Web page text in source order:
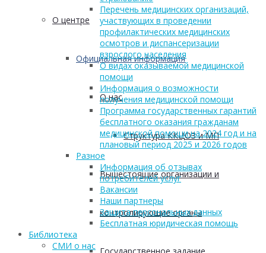
О центре
Официальная информация
О нас
Структура ККЦОЗ и МП
Вышестоящие организации и
контролирующие органы
Перечень медицинских организаций,
участвующих в проведении
профилактических медицинских
осмотров и диспансеризации
взрослого населения
О видах оказываемой медицинской
помощи
Информация о возможности
получения медицинской помощи
Программа государственных гарантий
бесплатного оказания гражданам
медицинской помощи на 2024 год и на
плановый период 2025 и 2026 годов
Разное
Информация об отзывах
потребителей услуг
Вакансии
Наши партнеры
Защита персональных данных
Бесплатная юридическая помощь
Библиотека
СМИ о нас